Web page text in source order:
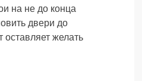
на не до конца
двери до
оставляет желать